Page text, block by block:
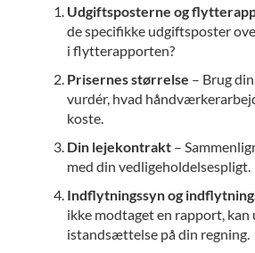
Udgiftsposterne og
de specifikke udgiftsposter
i flytterapporten?
Prisernes størrelse – Brug
vurdér, hvad
koste.
Din lejekontrakt –
med din vedligeholdelsespligt.
Indflytningssyn og
ikke modtaget en rapport,
istandsættelse på din regning.